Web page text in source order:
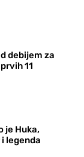
debijem za
11
je Huka,
legenda